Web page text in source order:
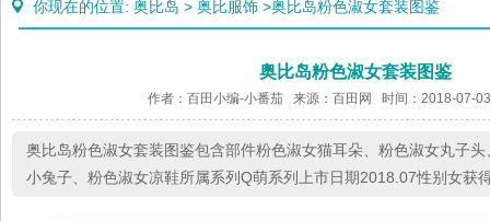
你现在的位置: 奥比岛 > 奥比服饰 >奥比岛粉色淑女套装图鉴
奥比岛粉色淑女套装图鉴
作者：百田小编-小番茄 来源：百田网 时间：2018-07-
奥比岛粉色淑女套装图鉴包含部件粉色淑女猫耳朵、粉色淑女丸子
小兔子、粉色淑女凉鞋所属系列Q萌系列上市日期2018.07性别女获